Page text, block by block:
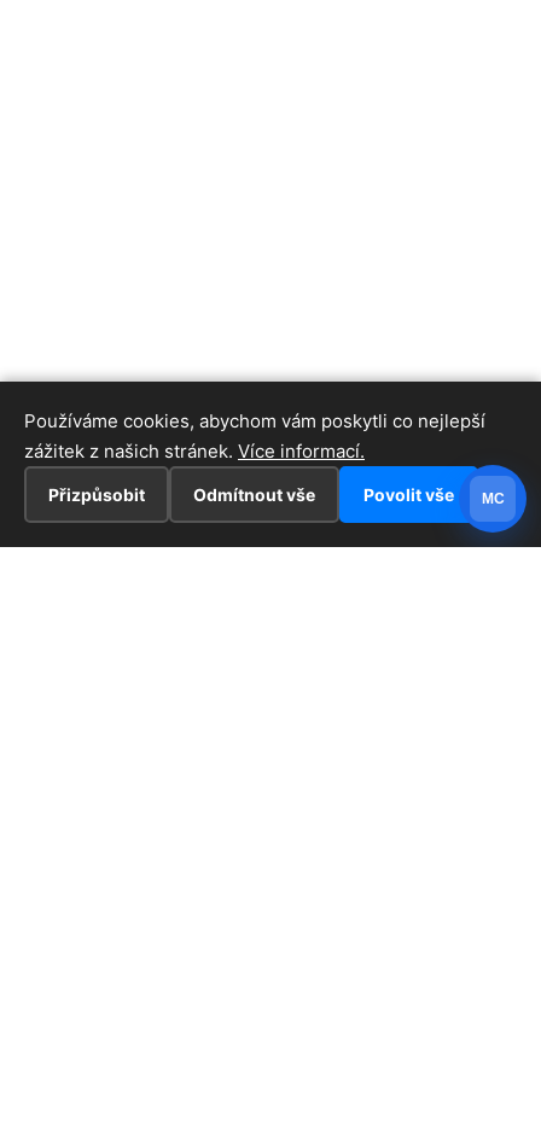
Používáme cookies, abychom vám poskytli co nejlepší
zážitek z našich stránek. Více informací.
Přizpůsobit Odmítnout vše Povolit vše MC